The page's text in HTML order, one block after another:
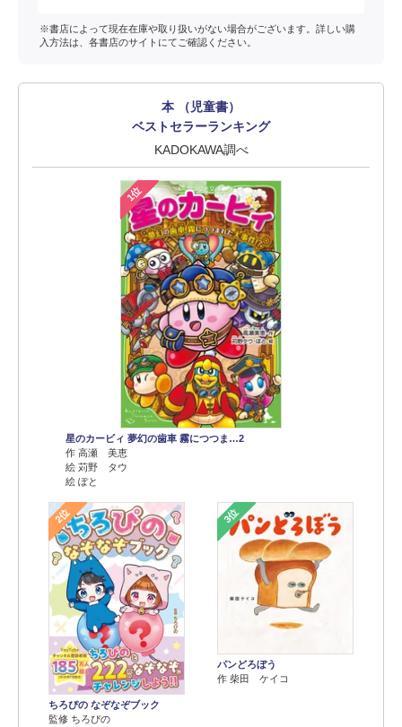
※書店によって現在在庫や取り扱いがない場合がございます。詳しい購
入方法は、各書店のサイトにてご確認ください。
本 （児童書）
ベストセラーランキング
KADOKAWA調べ
1位
星のカービィ 夢幻の歯車 霧につつま…2
作 高瀬 美恵
絵 苅野 タウ
絵 ぽと
2位
ちろぴの なぞなぞブック
監修 ちろぴの
3位
パンどろぼう
作 柴田 ケイコ